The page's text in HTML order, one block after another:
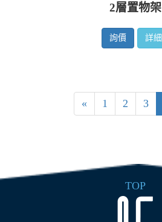
2層置物架
詢價 詳細
« 1 2 3
TOP